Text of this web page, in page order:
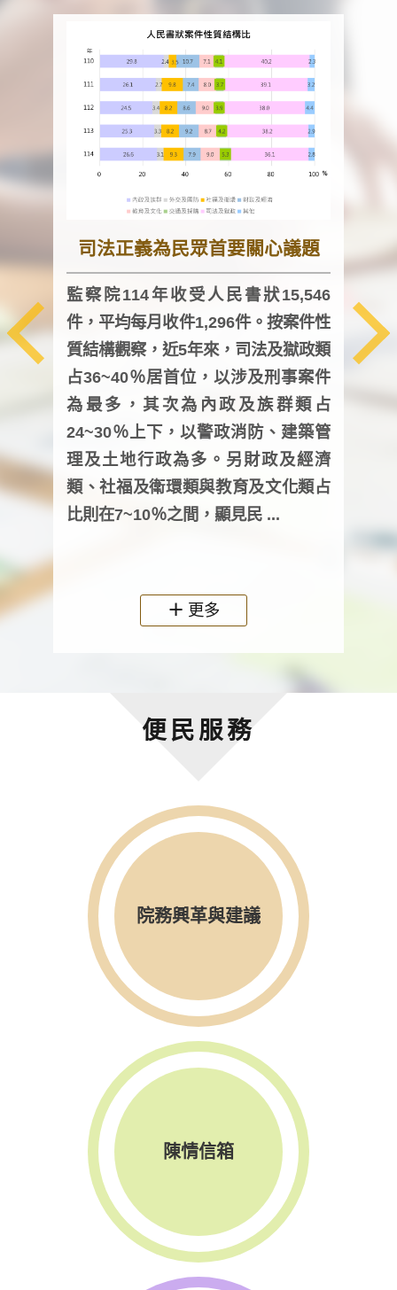
司法正義為民眾首要關心議題
監察院114年收受人民書狀15,546
件，平均每月收件1,296件。按案件性
質結構觀察，近5年來，司法及獄政類
占36~40％居首位，以涉及刑事案件
為最多，其次為內政及族群類占
24~30％上下，以警政消防、建築管
理及土地行政為多。另財政及經濟
類、社福及衛環類與教育及文化類占
比則在7~10％之間，顯見民 ...
監
均每
人
更多
便民服務
院務興革與建議
陳情信箱